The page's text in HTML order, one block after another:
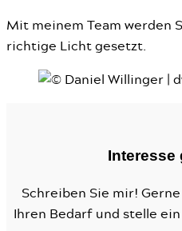
Mit meinem Team werden
richtige Licht gesetzt.
Interesse
Schreiben Sie mir!
Ihren Bedarf und stelle